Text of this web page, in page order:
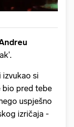
si
bio pred tebe
uspješno
izričaja -